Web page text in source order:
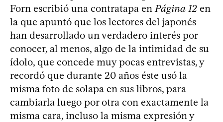
Forn escribió una contratapa enPágina 12 en
la que apuntó que los lectores del japonés
han desarrollado un verdadero interés por
conocer, al menos, algo de la intimidad de su
ídolo, que concede muy pocas entrevistas, y
recordó que durante 20 años éste usó la
misma foto de solapa en sus libros, para
cambiarla luego por otra con exactamente la
misma cara, incluso la misma expresión y